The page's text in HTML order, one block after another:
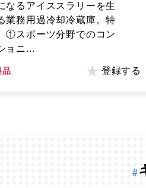
なるアイススラリーを生
業務用過冷却冷蔵庫。特
①スポーツ分野でのコン
ョニ...
品 登録する
#